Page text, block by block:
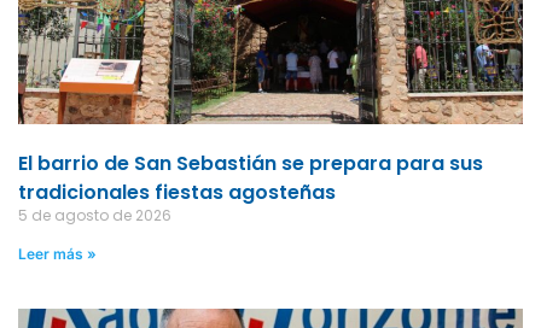
El barrio de San Sebastián se prepara para sus
tradicionales fiestas agosteñas
5 de agosto de 2026
Leer más »